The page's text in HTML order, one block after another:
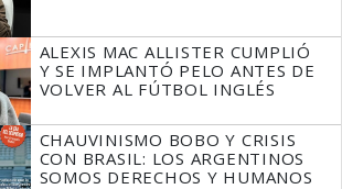
ALEXIS MAC ALLISTER CUMPLIÓ
Y SE IMPLANTÓ PELO ANTES DE
VOLVER AL FÚTBOL INGLÉS
CHAUVINISMO BOBO Y CRISIS
CON BRASIL: LOS ARGENTINOS
SOMOS DERECHOS Y HUMANOS